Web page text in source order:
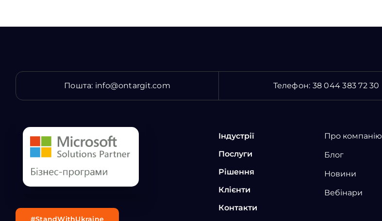
Пошта: info@ontargit.com Телефон: 38 044 383 72 30
Індустрії
Послуги
Рішення
Клієнти
Контакти
Про компанію
Блог
Новини
Вебінари
#StandWithUkraine